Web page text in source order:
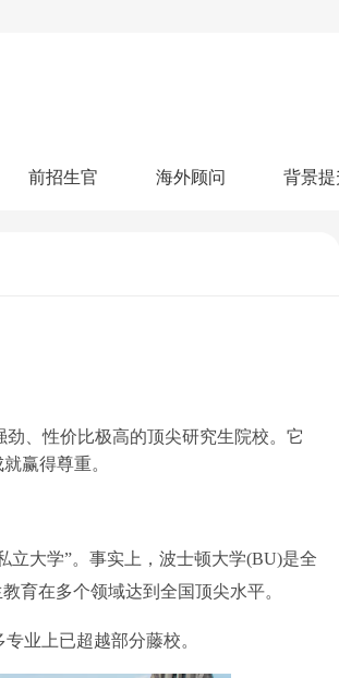
能诊断
前招生官 海外顾问 背景提
、性价比极高的顶尖研究生院校。它
赢得尊重。
立大学”。事实上，波士顿大学(BU)是全
育在多个领域达到全国顶尖水平。
业上已超越部分藤校。